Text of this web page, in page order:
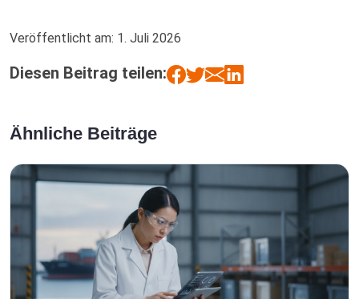
Veröffentlicht am: 1. Juli 2026
Diesen Beitrag teilen:
Ähnliche Beiträge